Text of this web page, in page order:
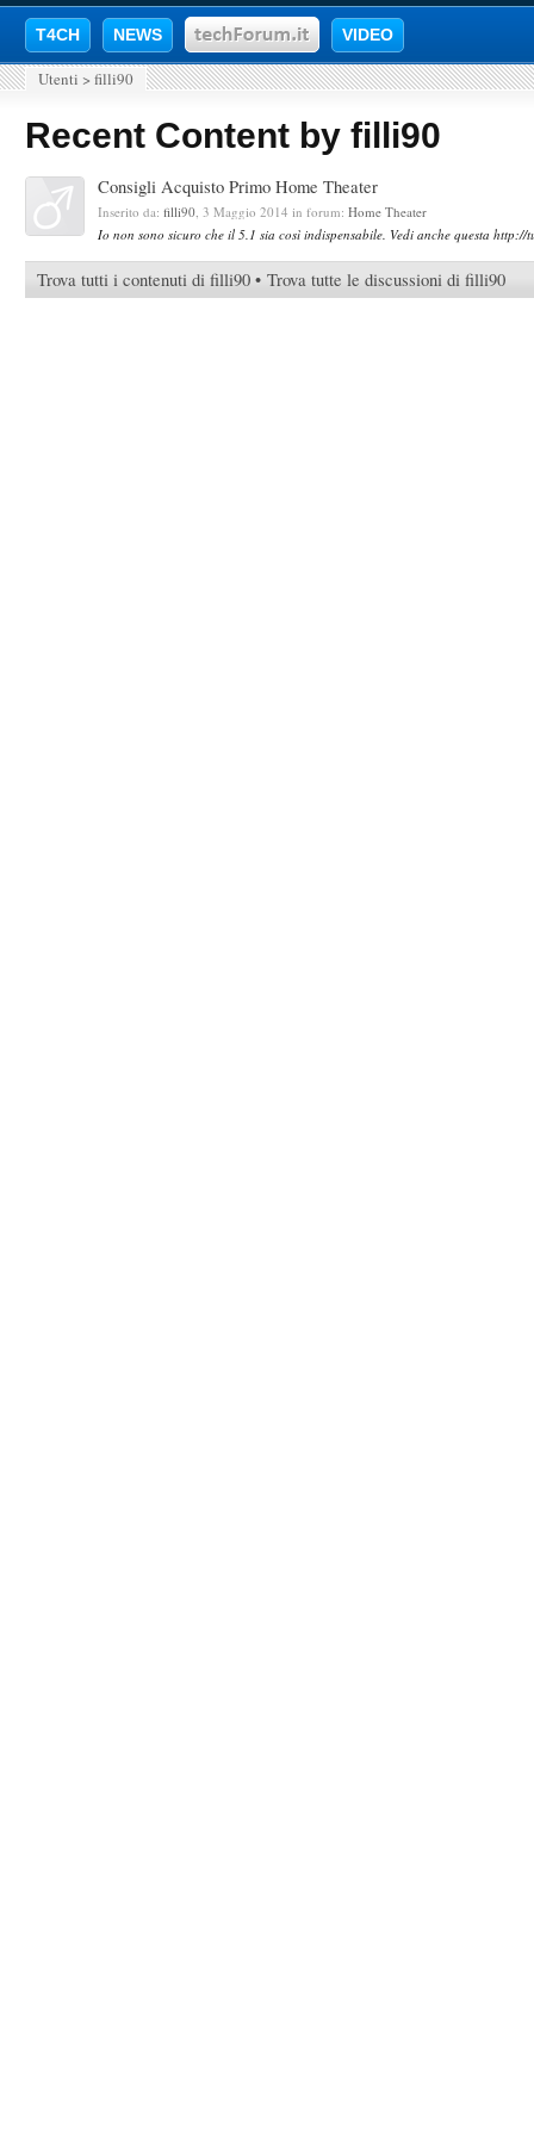
T4CH NEWS VIDEO
Utenti > filli90
Recent Content by filli90
Consigli Acquisto Primo Home Theater
Inserito da: filli90, 3 Maggio 2014 in forum: Home Theater
Io non sono sicuro che il 5.1 sia così indispensabile. Vedi anche questa
Trova tutti i contenuti di filli90 Trova tutte le discussioni di filli90